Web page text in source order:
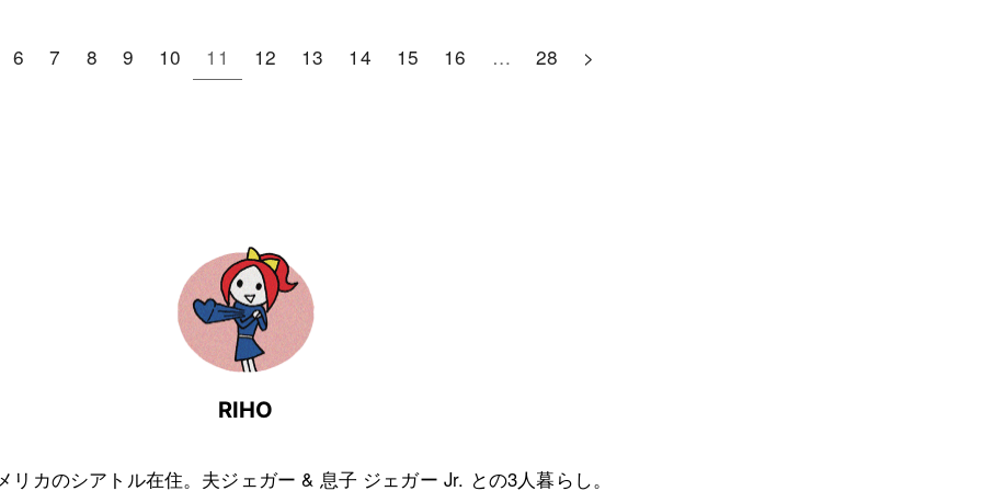
6 7 8 9 10 11 12 13 14 15 16 … 28 >
RIHO
リカのシアトル在住。夫ジェガー & 息子 ジェガー Jr. との3人暮らし。